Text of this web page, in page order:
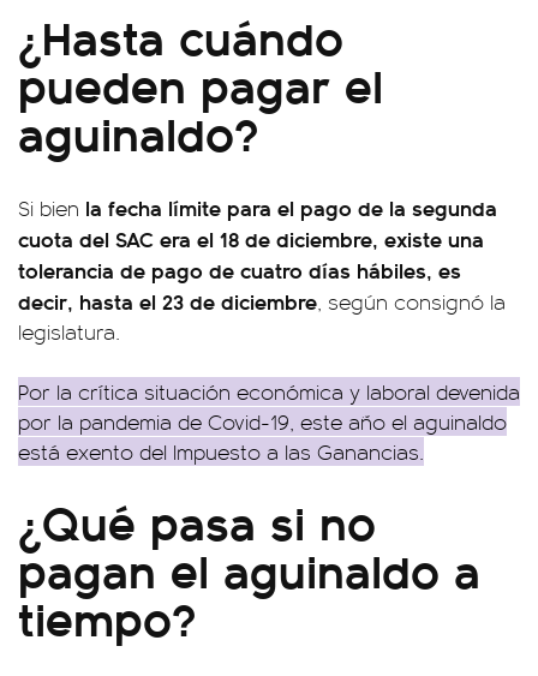
¿Hasta cuándo
pueden pagar el
aguinaldo?
Si bien la fecha límite para el pago de la segunda
cuota del SAC era el 18 de diciembre, existe una
tolerancia de pago de cuatro días hábiles, es
decir, hasta el 23 de diciembre, según consignó la
legislatura.
Por la crítica situación económica y laboral devenida
por la pandemia de Covid-19, este año el aguinaldo
está exento del Impuesto a las Ganancias.
¿Qué pasa si no
pagan el aguinaldo a
tiempo?